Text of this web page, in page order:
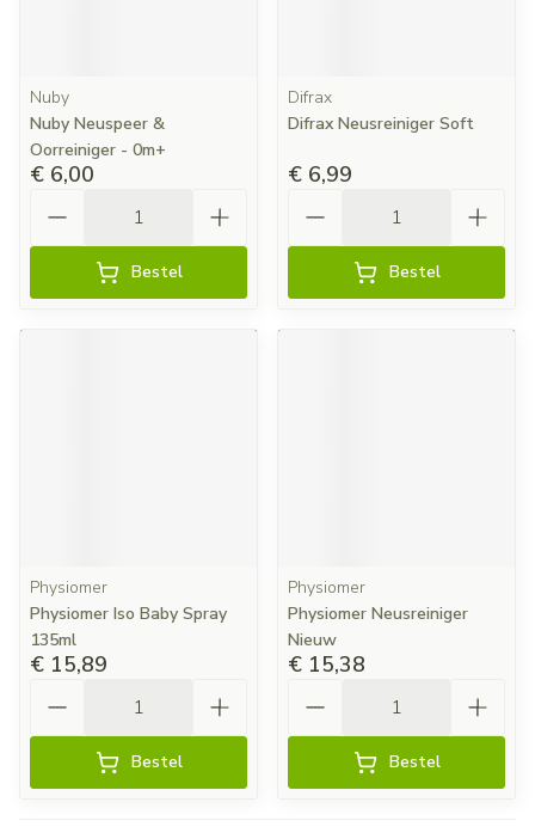
Nuby
Nuby Neuspeer &
Oorreiniger - 0m+
€ 6,00
Bestel
Difrax
Difrax Neusreiniger Soft
€ 6,99
Bestel
Physiomer
Physiomer Iso Baby Spray
135ml
€ 15,89
Bestel
Physiomer
Physiomer Neusreiniger
Nieuw
€ 15,38
Bestel